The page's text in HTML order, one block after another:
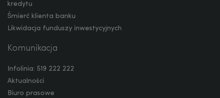
kredytu
Śmierć klienta banku
Likwidacja funduszy inwestycyjnych
Komunikacja
Infolinia: 519 222 222
Aktualności
Biuro prasowe